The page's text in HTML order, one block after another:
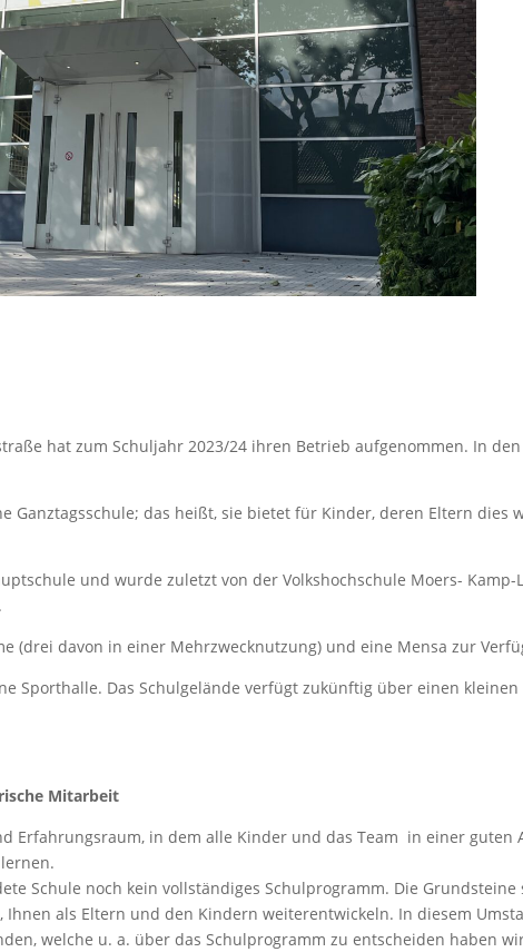
hat zum Schuljahr 2023/24 ihren Betrieb aufgenommen. In
Ganztagsschule; das heißt, sie bietet für Kinder, deren Eltern dies
und wurde zuletzt von der Volkshochschule Moers-
(drei davon in einer Mehrzwecknutzung) und eine Mensa zur
Sporthalle. Das Schulgelände verfügt zukünftig über einen kleinen
Mitarbeit
Erfahrungsraum, in dem alle Kinder und das Team in einer guten
Schule noch kein vollständiges Schulprogramm. Die
als Eltern und den Kindern weiterentwickeln. In diesem
welche u. a. über das Schulprogramm zu entscheiden haben